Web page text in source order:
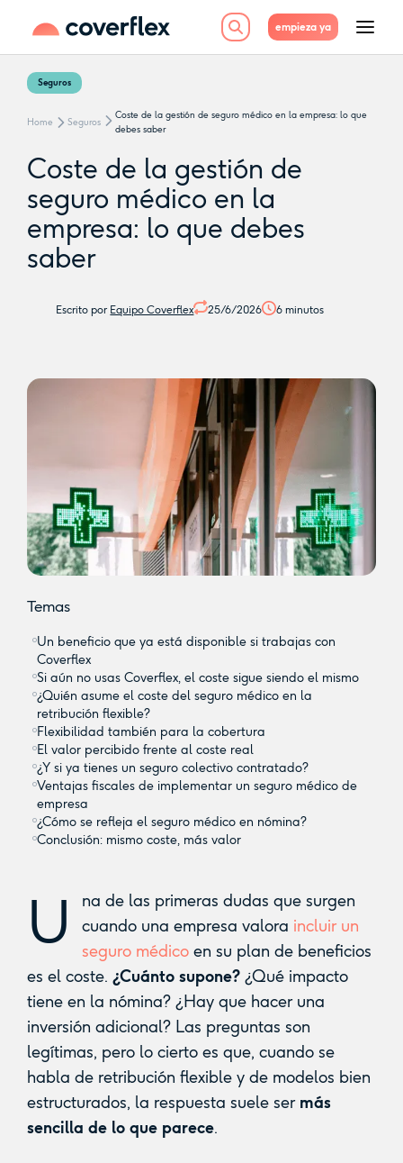
empieza ya
Seguros
Home Seguros
Coste de la gestión de seguro médico en la empresa: lo que
debes saber
Coste de la gestión de
seguro médico en la
empresa: lo que debes
saber
Escrito por Equipo Coverflex 25/6/2026 6 minutos
Temas
Un beneficio que ya está disponible si trabajas con
Coverflex
Si aún no usas Coverflex, el coste sigue siendo el mismo
¿Quién asume el coste del seguro médico en la
retribución flexible?
Flexibilidad también para la cobertura
El valor percibido frente al coste real
¿Y si ya tienes un seguro colectivo contratado?
Ventajas fiscales de implementar un seguro médico de
empresa
¿Cómo se refleja el seguro médico en nómina?
Conclusión: mismo coste, más valor
U
na de las primeras dudas que surgen
cuando una empresa valora incluir un
seguro médicoen su plan de beneficios
es el coste. ¿Cuánto supone? ¿Qué impacto
tiene en la nómina? ¿Hay que hacer una
inversión adicional? Las preguntas son
legítimas, pero lo cierto es que, cuando se
habla de retribución flexible y de modelos bien
estructurados, la respuesta suele ser más
sencilla de lo que parece.